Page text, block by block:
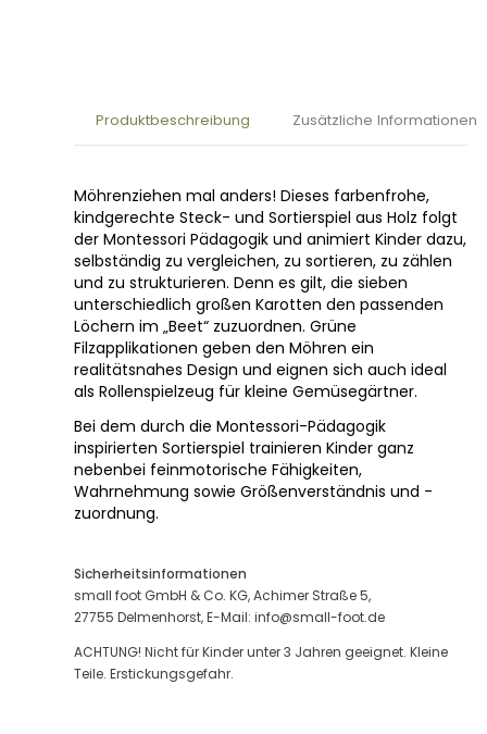
Produktbeschreibung Zusätzliche Informationen
Möhrenziehen mal anders! Dieses farbenfrohe,
kindgerechte Steck- und Sortierspiel aus Holz folgt
der Montessori Pädagogik und animiert Kinder dazu,
selbständig zu vergleichen, zu sortieren, zu zählen
und zu strukturieren. Denn es gilt, die sieben
unterschiedlich großen Karotten den passenden
Löchern im „Beet“ zuzuordnen. Grüne
Filzapplikationen geben den Möhren ein
realitätsnahes Design und eignen sich auch ideal
als Rollenspielzeug für kleine Gemüsegärtner.
Bei dem durch die Montessori-Pädagogik
inspirierten Sortierspiel trainieren Kinder ganz
nebenbei feinmotorische Fähigkeiten,
Wahrnehmung sowie Größenverständnis und -
zuordnung.
Sicherheitsinformationen
small foot GmbH & Co. KG, Achimer Straße 5,
27755 Delmenhorst, E-Mail: info@small-foot.de
ACHTUNG! Nicht für Kinder unter 3 Jahren geeignet. Kleine
Teile. Erstickungsgefahr.